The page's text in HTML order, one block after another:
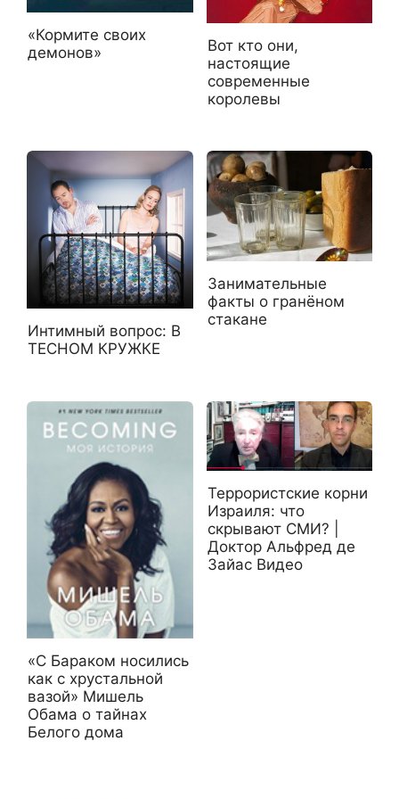
«Кормите своих
демонов»
Вот кто они,
настоящие
современные
королевы
Интимный вопрос: В
ТЕСНОМ КРУЖКЕ
Занимательные
факты о гранёном
стакане
«С Бараком носились
как с хрустальной
вазой» Мишель
Обама о тайнах
Белого дома
Террористские корни
Израиля: что
скрывают СМИ? |
Доктор Альфред де
Зайас Видео